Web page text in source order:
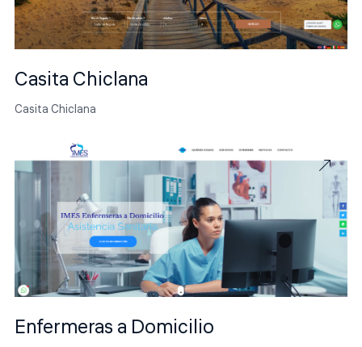
Casita Chiclana
Casita Chiclana
Enfermeras a Domicilio